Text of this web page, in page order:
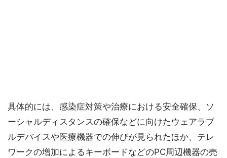
具体的には、感染症対策や治療における安全確保、ソ
ーシャルディスタンスの確保などに向けたウェアラブ
ルデバイスや医療機器での伸びが見られたほか、テレ
ワークの増加によるキーボードなどのPC周辺機器の売